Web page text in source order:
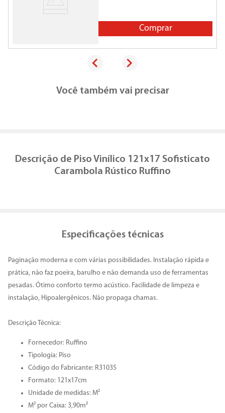
Comprar
Você também vai precisar
Descrição de Piso Vinílico 121x17 Sofisticato
Carambola Rústico Ruffino
Especificações técnicas
Paginação moderna e com várias possibilidades. Instalação rápida e
prática, não faz poeira, barulho e não demanda uso de ferramentas
pesadas. Ótimo conforto termo acústico. Facilidade de limpeza e
instalação, Hipoalergênicos. Não propaga chamas.
Descrição Técnica:
Fornecedor: Ruffino
Tipologia: Piso
Código do Fabricante: R31035
Formato: 121x17cm
Unidade de medidas: M²
M² por Caixa: 3,90m²